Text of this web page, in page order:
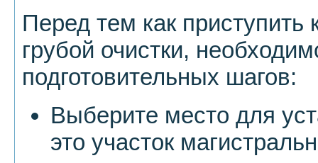
Перед тем как приступить
грубой очистки,
подготовительных шагов:
Выберите место для
это участок